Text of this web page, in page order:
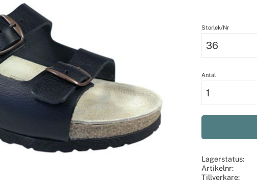
Storlek/Nr
Antal
Lagerstatus
Artikelnr
Tillverkare